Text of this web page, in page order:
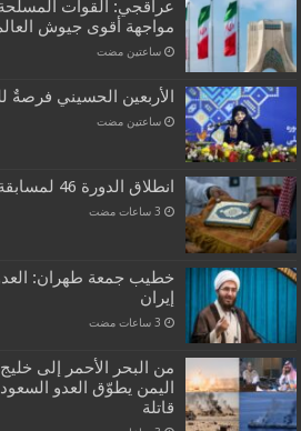
عراقجي: القوات المسلحة
مواجهة أقوى جيوش
‏ساعتين مضت
الأربعين الحسيني فرصةٌ
‏ساعتين مضت
انطلاق الدورة 46 لمسابقة القرآن الدولية في مكة
خطيب جمعة طهران: العدو
إيران
من البحر الأحمر إلى
اليمن يطوّق العدو
قاتلة